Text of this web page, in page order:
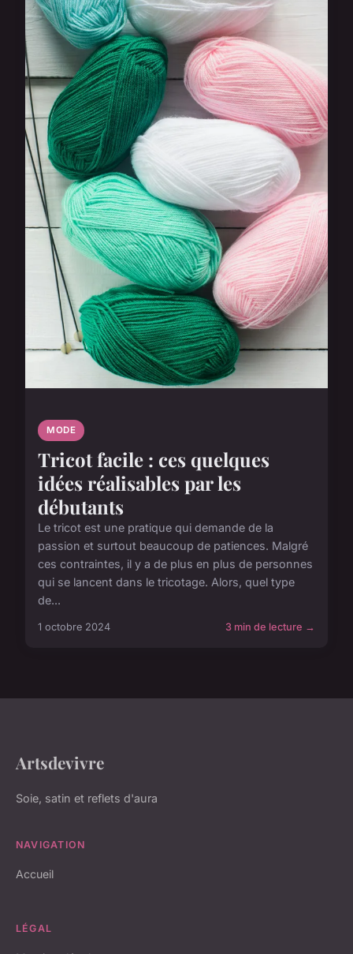
MODE
Tricot facile : ces quelques
idées réalisables par les
débutants
Le tricot est une pratique qui demande de la
passion et surtout beaucoup de patiences. Malgré
ces contraintes, il y a de plus en plus de personnes
qui se lancent dans le tricotage. Alors, quel type
de...
1 octobre 2024 3 min de lecture →
Artsdevivre
Soie, satin et reflets d'aura
NAVIGATION
Accueil
LÉGAL